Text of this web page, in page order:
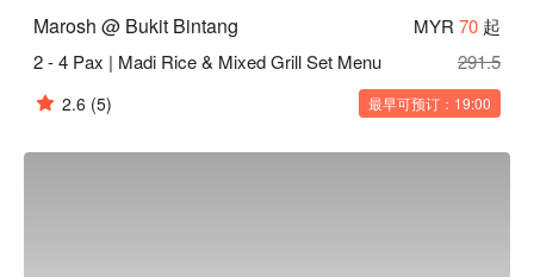
・Hummus with Lamb | 口感绵密的鹰嘴豆泥，铺上咸香入味
的羊肉末，搭配温热烤饼堪称一绝。
🥤 招牌饮品
Marosh @ Bukit Bintang MYR 70 起
2 - 4 Pax | Madi Rice & Mixed Grill Set Menu
291.5
2.6 (5) 最早可预订：19:00